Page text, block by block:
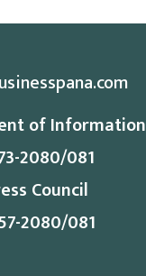
of Information
2080/081
Council
2080/081